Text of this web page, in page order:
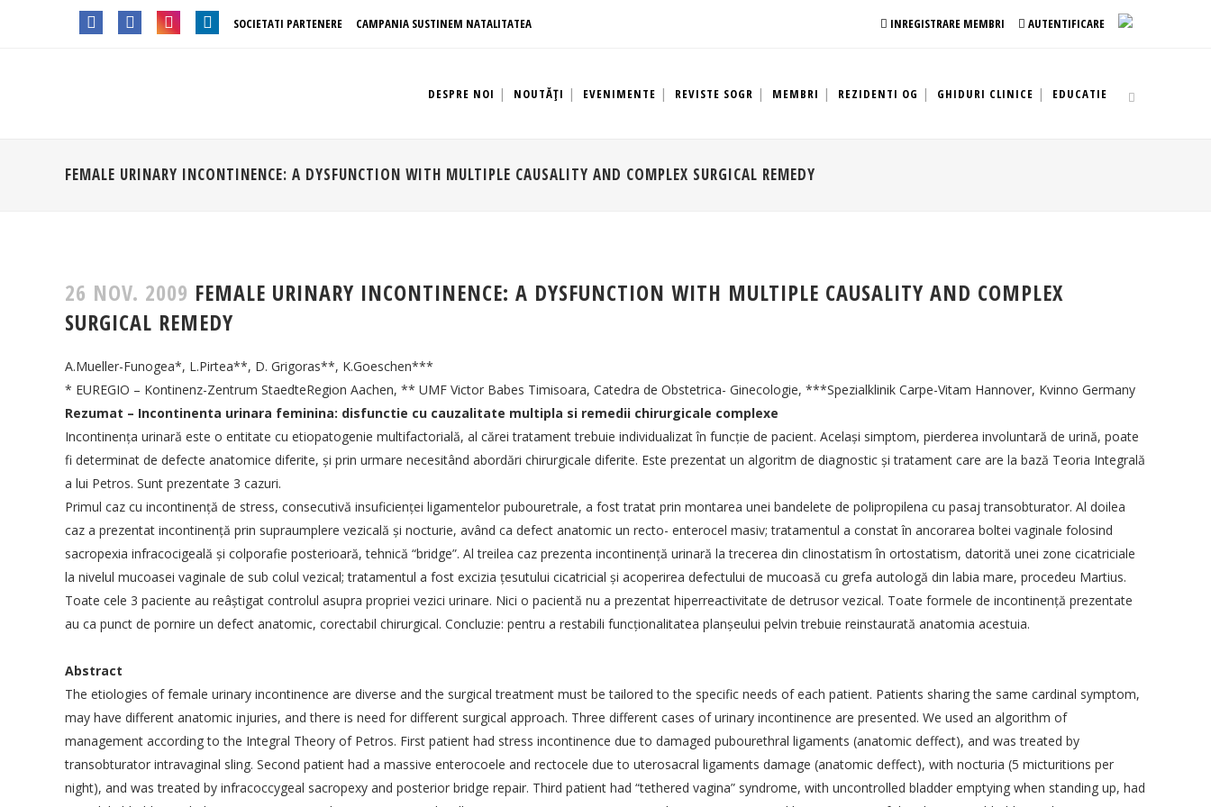
SOCIETATI PARTENERE CAMPANIA SUSTINEM NATALITATEA INREGISTRARE MEMBRI AUTENTIFICARE
DESPRE NOI NOUTĂȚI EVENIMENTE REVISTE SOGR MEMBRI REZIDENTI OG GHIDURI CLINICE EDUCATIE
FEMALE URINARY INCONTINENCE: A DYSFUNCTION WITH MULTIPLE CAUSALITY AND COMPLEX SURGICAL REMEDY
26 NOV. 2009 FEMALE URINARY INCONTINENCE: A DYSFUNCTION WITH MULTIPLE CAUSALITY AND COMPLEX
SURGICAL REMEDY
A.Mueller-Funogea*, L.Pirtea**, D. Grigoras**, K.Goeschen***
* EUREGIO – Kontinenz-Zentrum StaedteRegion Aachen, ** UMF Victor Babes Timisoara, Catedra de Obstetrica- Ginecologie, ***Spezialklinik Carpe-Vitam Hannover, Kvinno Germany
Rezumat – Incontinenta urinara feminina: disfunctie cu cauzalitate multipla si remedii chirurgicale complexe
Incontinenţa urinară este o entitate cu etiopatogenie multifactorială, al cărei tratament trebuie individualizat în funcţie de pacient. Acelaşi simptom, pierderea involuntară de urină, poate
fi determinat de defecte anatomice diferite, şi prin urmare necesitând abordări chirurgicale diferite. Este prezentat un algoritm de diagnostic şi tratament care are la bază Teoria Integrală
a lui Petros. Sunt prezentate 3 cazuri.
Primul caz cu incontinenţă de stress, consecutivă insuficienţei ligamentelor pubouretrale, a fost tratat prin montarea unei bandelete de polipropilena cu pasaj transobturator. Al doilea
caz a prezentat incontinenţă prin supraumplere vezicală şi nocturie, având ca defect anatomic un recto- enterocel masiv; tratamentul a constat în ancorarea boltei vaginale folosind
sacropexia infracocigeală şi colporafie posterioară, tehnică “bridge”. Al treilea caz prezenta incontinenţă urinară la trecerea din clinostatism în ortostatism, datorită unei zone cicatriciale
la nivelul mucoasei vaginale de sub colul vezical; tratamentul a fost excizia ţesutului cicatricial şi acoperirea defectului de mucoasă cu grefa autologă din labia mare, procedeu Martius.
Toate cele 3 paciente au reâştigat controlul asupra propriei vezici urinare. Nici o pacientă nu a prezentat hiperreactivitate de detrusor vezical. Toate formele de incontinenţă prezentate
au ca punct de pornire un defect anatomic, corectabil chirurgical. Concluzie: pentru a restabili funcţionalitatea planşeului pelvin trebuie reinstaurată anatomia acestuia.
Abstract
The etiologies of female urinary incontinence are diverse and the surgical treatment must be tailored to the specific needs of each patient. Patients sharing the same cardinal symptom,
may have different anatomic injuries, and there is need for different surgical approach. Three different cases of urinary incontinence are presented. We used an algorithm of
management according to the Integral Theory of Petros. First patient had stress incontinence due to damaged pubourethral ligaments (anatomic deffect), and was treated by
transobturator intravaginal sling. Second patient had a massive enterocoele and rectocele due to uterosacral ligaments damage (anatomic deffect), with nocturia (5 micturitions per
night), and was treated by infracoccygeal sacropexy and posterior bridge repair. Third patient had “tethered vagina” syndrome, with uncontrolled bladder emptying when standing up, had
SOCIETATEA DE OBSTETRICA SI
GINECOLOGIE DIN ROMANIA
CUI: 10141368
E-mail:conducerea.sogr@gmail.com
admin@sogr.ro
PARTENER
INFORMAȚII SOGR
Politica de confidentialitate
Cum platesc
Contact
LINKURI UTILE
Societatea Romană de Ultrasonografie în
Societatea Româna de Endocrinologie
Ginecologica
Societatea Romana de Uroginecologie
Societatea Romana de Medicina
Reproductiva
EBCOG European Bord&College of
and Obstetrics
RCOG - The Royal College of Obstetricians
and Gynaecologists
ACOG: The American College of
Obstetricians and Gynecologists